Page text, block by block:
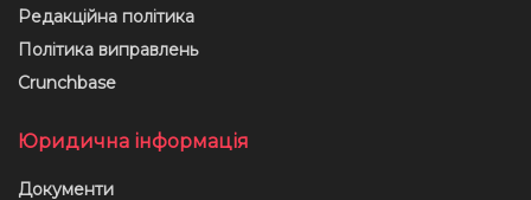
Редакційна політика
Політика виправлень
Crunchbase
Юридична інформація
Документи